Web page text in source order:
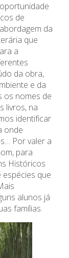
de
da
que
a
da obra,
e da
os nomes de
livros, na
identificar
onde
Por valer a
para
Históricos
que
alunos já
famílias.